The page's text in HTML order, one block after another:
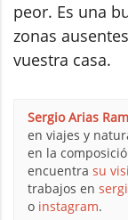
peor. Es una
zonas
vuestra casa.
Sergio Arias
en viajes y
en la
encuentra su
trabajos en
o instagram.